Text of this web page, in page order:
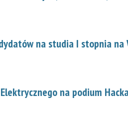
na studia I stopnia na
na podium